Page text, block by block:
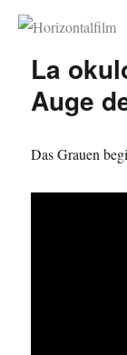
La
Auge
Das Grauen